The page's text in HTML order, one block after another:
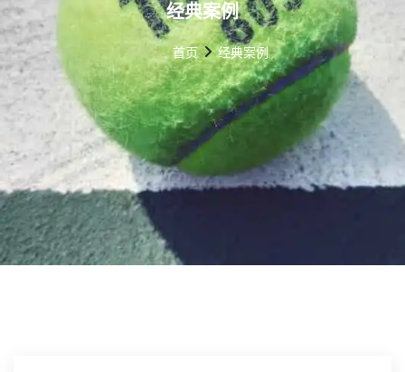
经典案例
首页 经典案例